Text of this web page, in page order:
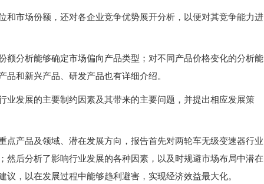
和市场份额，还对各企业竞争优势展开分析，以便对其竞争能力进
额分析能够确定市场偏向产品类型；对不同产品价格变化的分析能
和新兴产品、研发产品也有详细介绍。
业发展的主要制约因素及其带来的主要问题，并提出相应发展策
点产品及领域、潜在发展方向，报告首先对两轮车无级变速器行业
然后分析了影响行业发展的各种因素，以及时规避市场布局中潜在
，以在发展过程中能够趋利避害，实现经济效益最大化。